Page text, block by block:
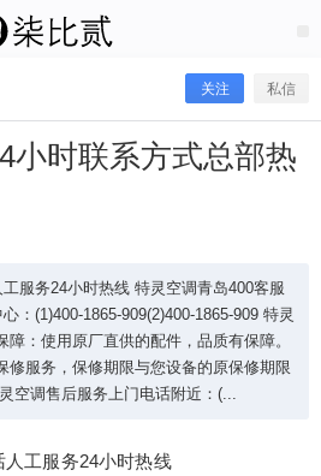
关注 私信
小时联系方式总部热
服务24小时热线 特灵空调青岛400客服
：(1)400-1865-909(2)400-1865-909 特灵
障：使用原厂直供的配件，品质有保障。
修服务，保修期限与您设备的原保修期限
空调售后服务上门电话附近：(...
工服务24小时热线
时联系方式总部热